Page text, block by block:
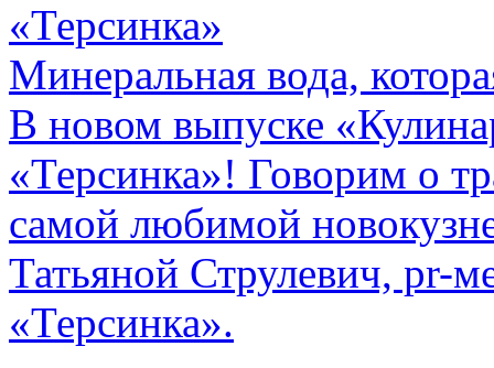
«Терсинка»
Минеральная вода,
В новом выпуске
«Терсинка»! Говорим о
самой любимой
Татьяной Струлевич, pr-
«Терсинка».